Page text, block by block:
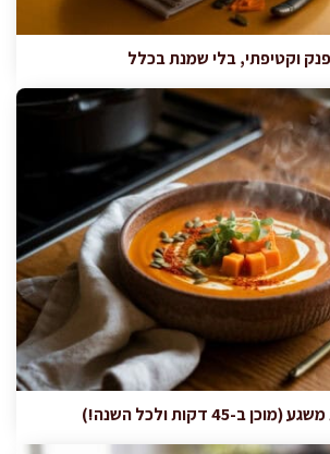
וקטיפתי, בלי שמנת בכלל
45 דקות ולכל השנה!)